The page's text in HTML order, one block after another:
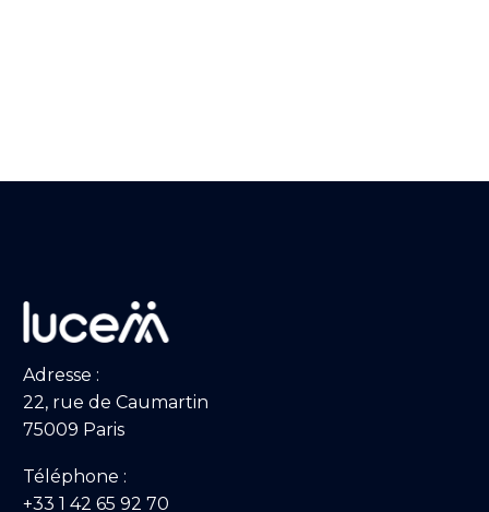
Adresse :
22, rue de Caumartin
75009 Paris
Téléphone :
+33 1 42 65 92 70